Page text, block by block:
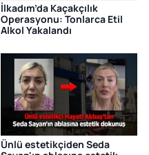
İlkadım’da Kaçakçılık
Operasyonu: Tonlarca Etil
Alkol Yakalandı
Ünlü estetikçiden Seda